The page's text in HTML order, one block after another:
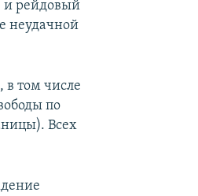
и рейдовый
неудачной
в том числе
по
Всех